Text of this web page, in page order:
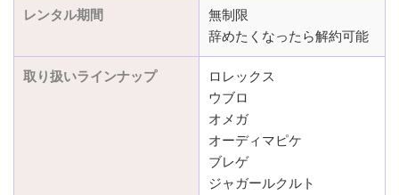
レンタル期間
無制限
辞めたくなったら解約可能
取り扱いラインナップ
ロレックス
ウブロ
オメガ
オーディマピケ
ブレゲ
ジャガールクルト